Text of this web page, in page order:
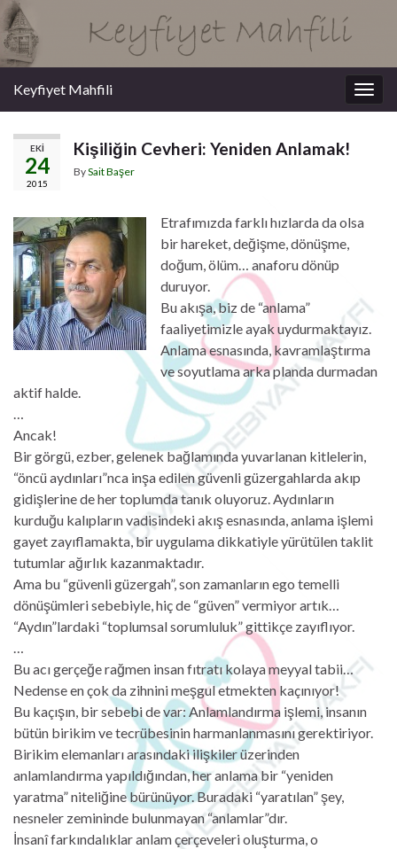
Keyfiyet Mahfili
EKI
24
2015
Kişiliğin Cevheri: Yeniden Anlamak!
BySait Başer
Etrafımızda farklı hızlarda da olsa
bir hareket, değişme, dönüşme,
doğum, ölüm… anaforu dönüp
duruyor.
Bu akışa, biz de “anlama”
faaliyetimizle ayak uydurmaktayız.
Anlama esnasında, kavramlaştırma
ve soyutlama arka planda durmadan
aktif halde.
…
Ancak!
Bir görgü, ezber, gelenek bağlamında yuvarlanan kitlelerin,
“öncü aydınları”nca inşa edilen güvenli güzergahlarda akıp
gidişlerine de her toplumda tanık oluyoruz. Aydınların
kurduğu kalıpların vadisindeki akış esnasında, anlama işlemi
gayet zayıflamakta, bir uygulama dikkatiyle yürütülen taklit
tutumlar ağırlık kazanmaktadır.
Ama bu “güvenli güzergah”, son zamanların ego temelli
dönüşümleri sebebiyle, hiç de “güven” vermiyor artık…
“Aydın”lardaki “toplumsal sorumluluk” gittikçe zayıflıyor.
…
Bu acı gerçeğe rağmen insan fıtratı kolaya meyyal tabii…
Nedense en çok da zihnini meşgul etmekten kaçınıyor!
Bu kaçışın, bir sebebi de var: Anlamlandırma işlemi, insanın
bütün birikim ve tecrübesinin harmanlanmasını gerektiriyor.
Birikim elemanları arasındaki ilişkiler üzerinden
anlamlandırma yapıldığından, her anlama bir “yeniden
yaratma” niteliğine bürünüyor. Buradaki “yaratılan” şey,
nesneler zemininde bulunmayan “anlamlar”dır.
İnsanî farkındalıklar anlam çerçeveleri oluşturma, o